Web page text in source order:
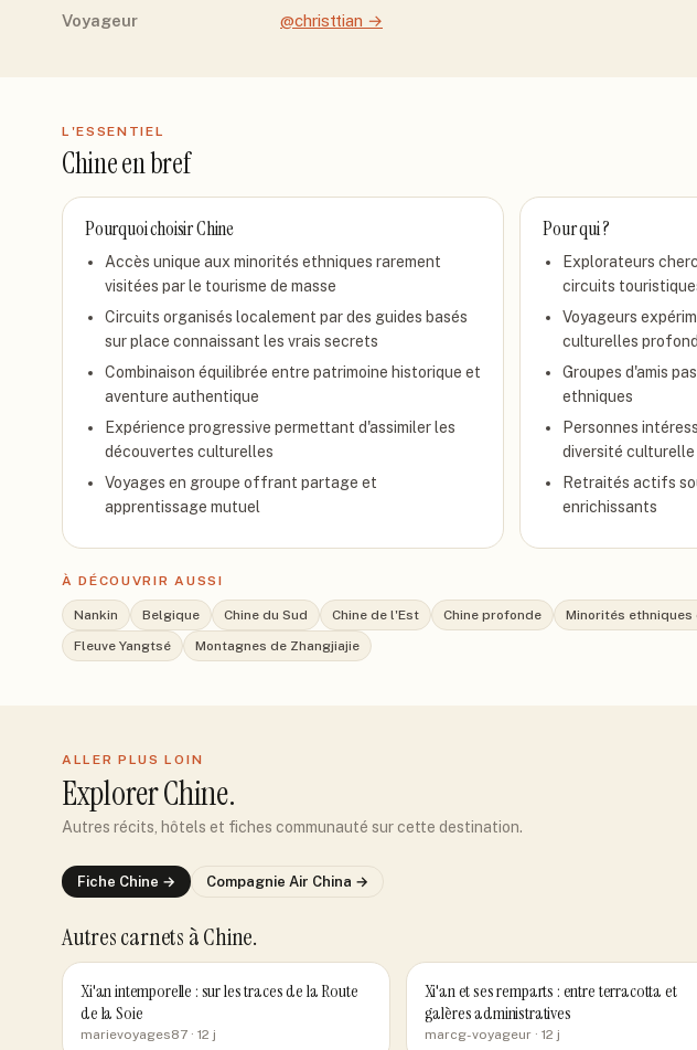
Voyageur
@christtian →
L'ESSENTIEL
Chineen bref
Pourquoi choisirChine
Accès unique aux minorités ethniques rarement
visitées par le tourisme de masse
Circuits organisés localement par des guides basés
sur place connaissant les vrais secrets
Combinaison équilibrée entre patrimoine historique et
aventure authentique
Expérience progressive permettant d'assimiler les
découvertes culturelles
Voyages en groupe offrant partage et
apprentissage mutuel
Pour qui ?
Explorateurs
circuits
Voyageurs
culturelles
Groupes d'amis
ethniques
Personnes
diversité culturelle
Retraités actifs
enrichissants
À DÉCOUVRIR AUSSI
Nankin Belgique Chine du Sud Chine de l'Est Chine profonde Minorités ethniques
Fleuve Yangtsé
Montagnes de Zhangjiajie
ALLER PLUS LOIN
ExplorerChine.
Autres récits, hôtels et fiches communauté sur cette destination.
Fiche Chine → Compagnie Air China →
Autres carnets à Chine.
Xi'an intemporelle : sur les traces de la Route
de la Soie
marievoyages87 · 12 j
Xi'an et ses remparts : entre terracotta et
galères administratives
marcg-voyageur· 12 j